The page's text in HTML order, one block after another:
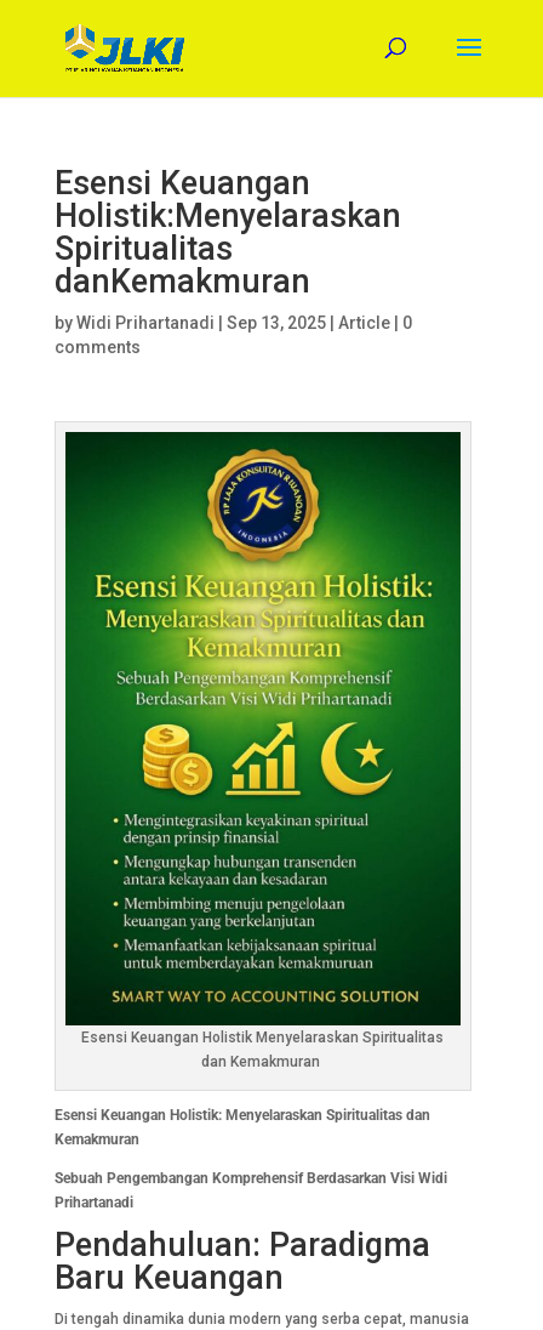
Esensi Keuangan
Holistik:Menyelaraskan
Spiritualitas
danKemakmuran
byWidi Prihartanadi Sep 13, 2025| Article| 0
comments
Esensi Keuangan Holistik Menyelaraskan Spiritualitas
dan Kemakmuran
Esensi Keuangan Holistik: Menyelaraskan Spiritualitas dan
Kemakmuran
Sebuah Pengembangan Komprehensif Berdasarkan Visi Widi
Prihartanadi
Pendahuluan: Paradigma
Baru Keuangan
Di tengah dinamika dunia modern yang serba cepat, manusia